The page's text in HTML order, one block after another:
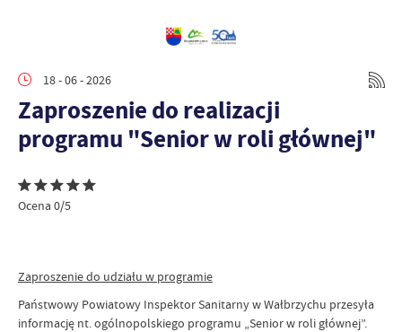
18 - 06 - 2026
Zaproszenie do realizacji
programu "Senior w roli głównej"
Ocena 0/5
Zaproszenie do udziału w programie
Państwowy Powiatowy Inspektor Sanitarny w Wałbrzychu przesyła
informację nt. ogólnopolskiego programu „Senior w roli głównej”.